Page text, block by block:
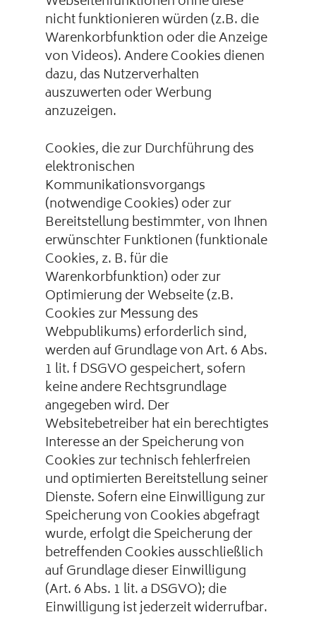
nicht funktionieren würden (z.B. die
Warenkorbfunktion oder die Anzeige
von Videos). Andere Cookies dienen
dazu, das Nutzerverhalten
auszuwerten oder Werbung
anzuzeigen.
Cookies, die zur Durchführung des
elektronischen
Kommunikationsvorgangs
(notwendige Cookies) oder zur
Bereitstellung bestimmter, von Ihnen
erwünschter Funktionen (funktionale
Cookies, z. B. für die
Warenkorbfunktion) oder zur
Optimierung der Webseite (z.B.
Cookies zur Messung des
Webpublikums) erforderlich sind,
werden auf Grundlage von Art. 6 Abs.
1 lit. f DSGVO gespeichert, sofern
keine andere Rechtsgrundlage
angegeben wird. Der
Websitebetreiber hat ein berechtigtes
Interesse an der Speicherung von
Cookies zur technisch fehlerfreien
und optimierten Bereitstellung seiner
Dienste. Sofern eine Einwilligung zur
Speicherung von Cookies abgefragt
wurde, erfolgt die Speicherung der
betreffenden Cookies ausschließlich
auf Grundlage dieser Einwilligung
(Art. 6 Abs. 1 lit. a DSGVO); die
Einwilligung ist jederzeit widerrufbar.